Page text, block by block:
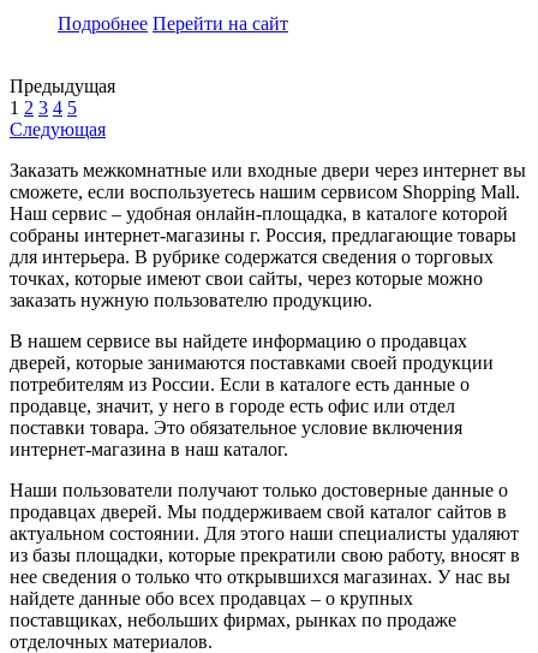
Подробнее Перейти на сайт
Предыдущая
1 2 3 4 5
Следующая
Заказать межкомнатные или входные двери через интернет вы
сможете, если воспользуетесь нашим сервисом Shopping Mall.
Наш сервис – удобная онлайн-площадка, в каталоге которой
собраны интернет-магазины г. Россия, предлагающие товары
для интерьера. В рубрике содержатся сведения о торговых
точках, которые имеют свои сайты, через которые можно
заказать нужную пользователю продукцию.
В нашем сервисе вы найдете информацию о продавцах
дверей, которые занимаются поставками своей продукции
потребителям из России. Если в каталоге есть данные о
продавце, значит, у него в городе есть офис или отдел
поставки товара. Это обязательное условие включения
интернет-магазина в наш каталог.
Наши пользователи получают только достоверные данные о
продавцах дверей. Мы поддерживаем свой каталог сайтов в
актуальном состоянии. Для этого наши специалисты удаляют
из базы площадки, которые прекратили свою работу, вносят в
нее сведения о только что открывшихся магазинах. У нас вы
найдете данные обо всех продавцах – о крупных
поставщиках, небольших фирмах, рынках по продаже
отделочных материалов.